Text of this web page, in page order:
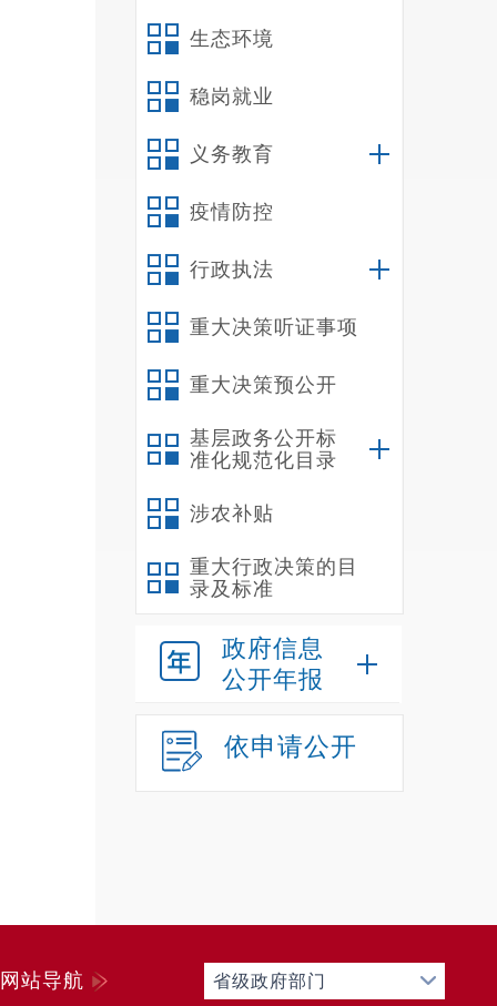
生态环境
稳岗就业
义务教育
疫情防控
行政执法
重大决策听证事项
重大决策预公开
基层政务公开标
准化规范化目录
涉农补贴
重大行政决策的目
录及标准
政府信息
公开年报
依申请公开
网站导航 省级政府部门